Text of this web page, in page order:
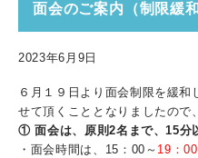
面会のご案内（制限緩
2023年6月9日
６月１９日より面会制限を緩和
せて頂くこととなりましたので
① 面会は、原則2名まで、15分
・面会時間は、15：00～ 19：00